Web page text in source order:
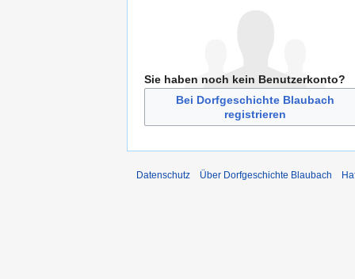
Sie haben noch kein Benutzerkonto?
Bei Dorfgeschichte Blaubach
registrieren
Datenschutz Über Dorfgeschichte Blaubach